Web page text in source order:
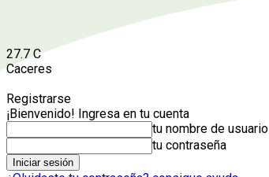
27.7 C
Caceres
Registrarse
¡Bienvenido! Ingresa en tu cuenta
tu nombre de usuario
tu contraseña